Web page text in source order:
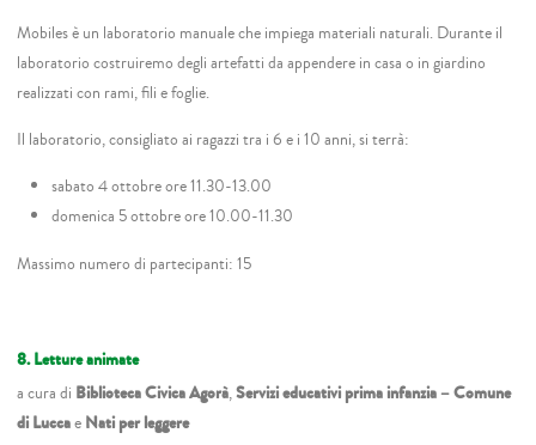
Mobiles è un laboratorio manuale che impiega materiali naturali. Durante il
laboratorio costruiremo degli artefatti da appendere in casa o in giardino
realizzati con rami, fili e foglie.
Il laboratorio, consigliato ai ragazzi tra i 6 e i 10 anni, si terrà:
sabato 4 ottobre ore 11.30-13.00
domenica 5 ottobre ore 10.00-11.30
Massimo numero di partecipanti: 15
8. Letture animate
a cura di Biblioteca Civica Agorà,Servizi educativi prima infanzia – Comune
di LuccaeNati per leggere